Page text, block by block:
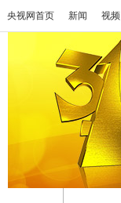
央视网首页 新闻 视频